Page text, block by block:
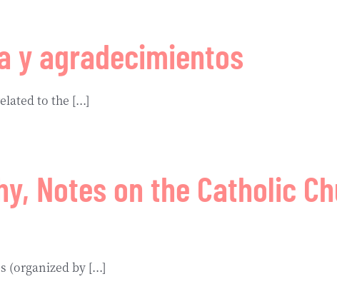
y agradecimientos
to the [...]
Notes on the Catholic
(organized by [...]